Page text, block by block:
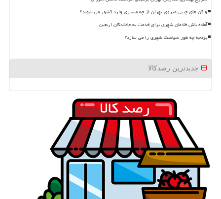
واگن های چینی متروی تهران از چه مسیری وارد کشور می شوند؟
آماده باش خادمان شهری برای خدمت به جاماندگان اربعین
بودجه چه طور سیاست شهری را می سازد؟
جدیدترین رصدکالا